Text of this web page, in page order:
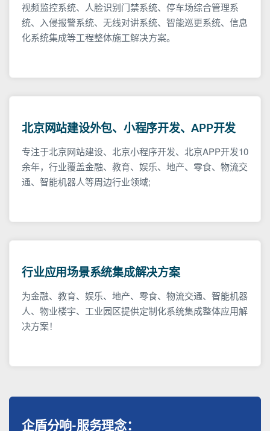
视频监控系统、人脸识别门禁系统、停车场综合管理系
统、入侵报警系统、无线对讲系统、智能巡更系统、信息
化系统集成等工程整体施工解决方案。
北京网站建设外包、小程序开发、APP开发
专注于北京网站建设、北京小程序开发、北京APP开发10
余年，行业覆盖金融、教育、娱乐、地产、零食、物流交
通、智能机器人等周边行业领域;
行业应用场景系统集成解决方案
为金融、教育、娱乐、地产、零食、物流交通、智能机器
人、物业楼宇、工业园区提供定制化系统集成整体应用解
决方案！
企盾分响-服务理念：